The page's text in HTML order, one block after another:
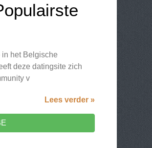
het Belgische
deze datingsite zich
v
Lees verder »